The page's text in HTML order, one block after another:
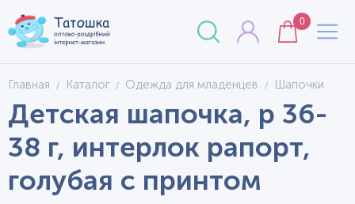
0
Главная Каталог Одежда для младенцев Шапочки
Детская шапочка, р 36-
38 г, интерлок рапорт,
голубая с принтом